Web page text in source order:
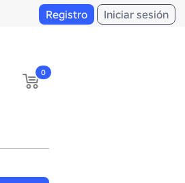
Registro Iniciar sesión
0